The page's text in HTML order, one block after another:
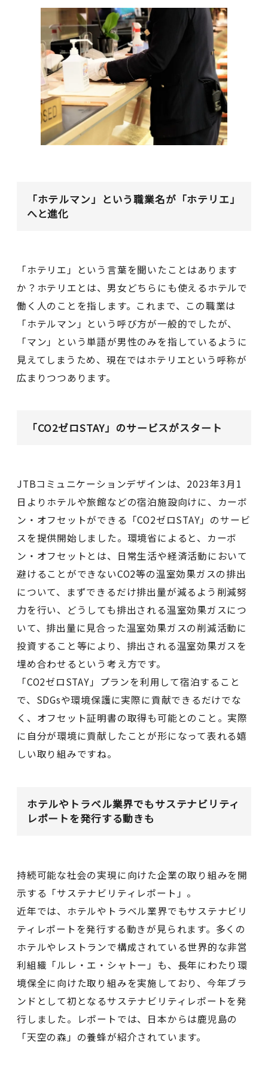
「ホテルマン」という職業名が「ホテリエ」
へと進化
「ホテリエ」という言葉を聞いたことはあります
か？ホテリエとは、男女どちらにも使えるホテルで
働く人のことを指します。これまで、この職業は
「ホテルマン」という呼び方が一般的でしたが、
「マン」という単語が男性のみを指しているように
見えてしまうため、現在ではホテリエという呼称が
広まりつつあります。
「CO2ゼロSTAY」のサービスがスタート
JTBコミュニケーションデザインは、2023年3月1
日よりホテルや旅館などの宿泊施設向けに、カーボ
ン・オフセットができる「CO2ゼロSTAY」のサービ
スを提供開始しました。環境省によると、カーボ
ン・オフセットとは、日常生活や経済活動において
避けることができないCO2等の温室効果ガスの排出
について、まずできるだけ排出量が減るよう削減努
力を行い、どうしても排出される温室効果ガスにつ
いて、排出量に見合った温室効果ガスの削減活動に
投資すること等により、排出される温室効果ガスを
埋め合わせるという考え方です。
「CO2ゼロSTAY」プランを利用して宿泊すること
で、SDGsや環境保護に実際に貢献できるだけでな
く、オフセット証明書の取得も可能とのこと。実際
に自分が環境に貢献したことが形になって表れる嬉
しい取り組みですね。
ホテルやトラベル業界でもサステナビリティ
レポートを発行する動きも
持続可能な社会の実現に向けた企業の取り組みを開
示する「サステナビリティレポート」。
近年では、ホテルやトラベル業界でもサステナビリ
ティレポートを発行する動きが見られます。多くの
ホテルやレストランで構成されている世界的な非営
利組織「ルレ・エ・シャトー」も、長年にわたり環
境保全に向けた取り組みを実施しており、今年ブラ
ンドとして初となるサステナビリティレポートを発
行しました。レポートでは、日本からは鹿児島の
「天空の森」の養蜂が紹介されています。